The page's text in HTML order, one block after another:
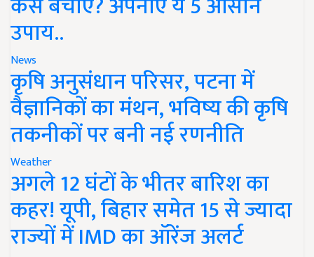
उपाय..
News
कृषि अनुसंधान परिसर, पटना में
वैज्ञानिकों का मंथन, भविष्य की कृषि
तकनीकों पर बनी नई रणनीति
Weather
अगले 12 घंटों के भीतर बारिश का
कहर! यूपी, बिहार समेत 15 से ज्यादा
राज्यों में IMD का ऑरेंज अलर्ट